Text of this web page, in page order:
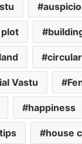
Vastu
happiness
house